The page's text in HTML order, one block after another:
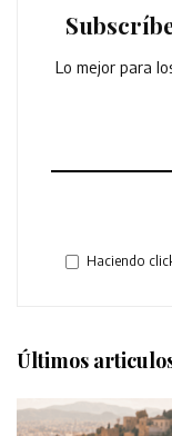
Lo mejor para
Haciendo
Últimos